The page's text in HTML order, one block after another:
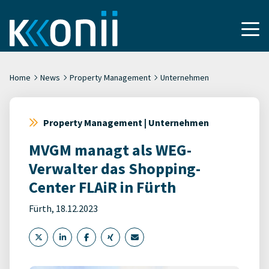
Home News Property Management Unternehmen
Property Management | Unternehmen
MVGM managt als WEG-
Verwalter das Shopping-
Center FLAiR in Fürth
Fürth, 18.12.2023